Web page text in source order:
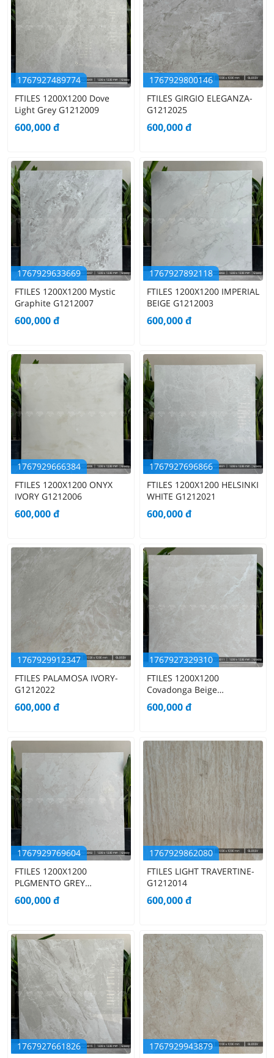
1767927489774
FTILES 1200X1200 Dove
Light Grey G1212009
600,000đ
1767929800146
FTILES GIRGIO ELEGANZA-
G1212025
600,000đ
1767929633669
FTILES 1200X1200 Mystic
Graphite G1212007
600,000đ
1767927892118
FTILES 1200X1200 IMPERIAL
BEIGE G1212003
600,000đ
1767929666384
FTILES 1200X1200 ONYX
IVORY G1212006
600,000đ
1767927696866
FTILES 1200X1200 HELSINKI
WHITE G1212021
600,000đ
1767929912347
FTILES PALAMOSA IVORY-
G1212022
600,000đ
1767927329310
FTILES 1200X1200
Covadonga Beige
G1212011
600,000đ
1767929769604
FTILES 1200X1200
PLGMENTO GREY
G1212002
600,000đ
1767929862080
FTILES LIGHT TRAVERTINE-
G1212014
600,000đ
1767927661826
1767929943879